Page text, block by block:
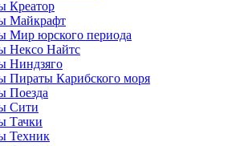
Креатор
Майкрафт
Мир юрского периода
Нексо Найтс
Ниндзяго
Пираты Карибского моря
Поезда
Сити
Тачки
Техник